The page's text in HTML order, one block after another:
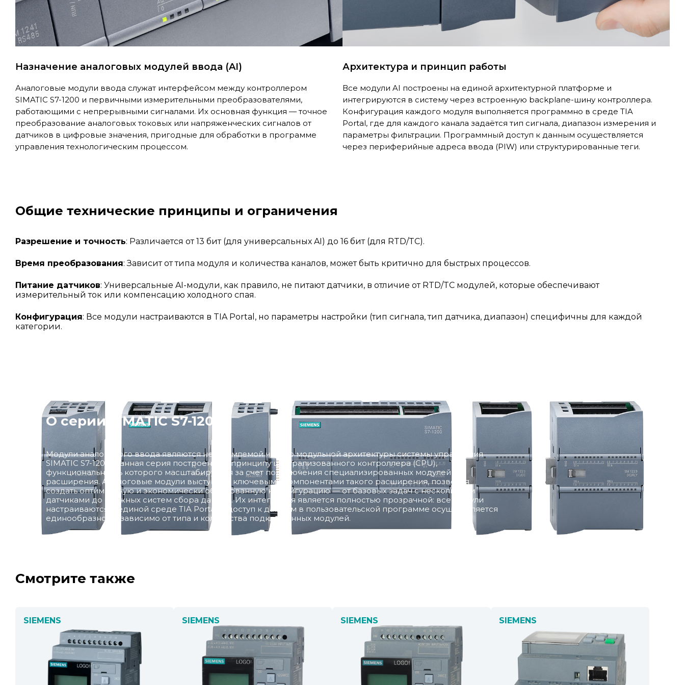
Назначение аналоговых модулей ввода (AI)
Аналоговые модули ввода служат интерфейсом между контроллером
SIMATIC S7-1200 и первичными измерительными преобразователями,
работающими с непрерывными сигналами. Их основная функция — точное
преобразование аналоговых токовых или напряженческих сигналов от
датчиков в цифровые значения, пригодные для обработки в программе
управления технологическим процессом.
Архитектура и принцип работы
Все модули AI построены на единой архитектурной платформе и
интегрируются в систему через встроенную backplane-шину контроллера.
Конфигурация каждого модуля выполняется программно в среде TIA
Portal, где для каждого канала задаётся тип сигнала, диапазон измерения и
параметры фильтрации. Программный доступ к данным осуществляется
через периферийные адреса ввода (PIW) или структурированные теги.
Общие технические принципы и ограничения
Разрешение и точность: Различается от 13 бит (для универсальных AI) до 16 бит (для RTD/TC).
Время преобразования: Зависит от типа модуля и количества каналов, может быть критично для быстрых процессов.
Питание датчиков: Универсальные AI-модули, как правило, не питают датчики, в отличие от RTD/TC модулей, которые обеспечивают
измерительный ток или компенсацию холодного спая.
Конфигурация: Все модули настраиваются в TIA Portal, но параметры настройки (тип сигнала, тип датчика, диапазон) специфичны для каждой
категории.
О серии SIMATIC S7-1200
Модули аналогового ввода являются неотъемлемой частью модульной архитектуры системы управления
SIMATIC S7-1200. Данная серия построена по принципу централизованного контроллера (CPU),
функциональность которого масштабируется за счет подключения специализированных модулей
расширения. Аналоговые модули выступают ключевыми компонентами такого расширения, позволяя
создать оптимальную и экономически обоснованную конфигурацию — от базовых задач с несколькими
датчиками до сложных систем сбора данных. Их интеграция является полностью прозрачной: все модули
настраиваются в единой среде TIA Portal, а доступ к данным в пользовательской программе осуществляется
единообразно, независимо от типа и количества подключенных модулей.
Смотрите также
SIEMENS SIEMENS SIEMENS SIEMENS